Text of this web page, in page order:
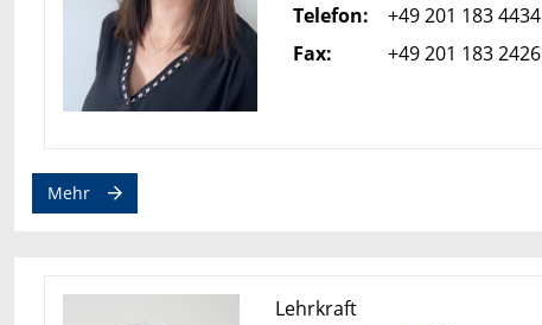
Telefon:
+49 201 183 4434
Fax:
+49 201 183 2426
Mehr
Lehrkraft